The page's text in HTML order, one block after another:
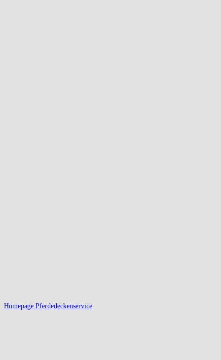
Homepage Pferdedeckenservice